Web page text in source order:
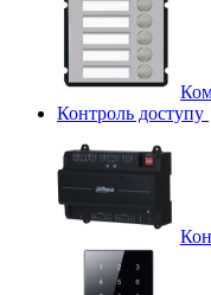
Контроль доступу